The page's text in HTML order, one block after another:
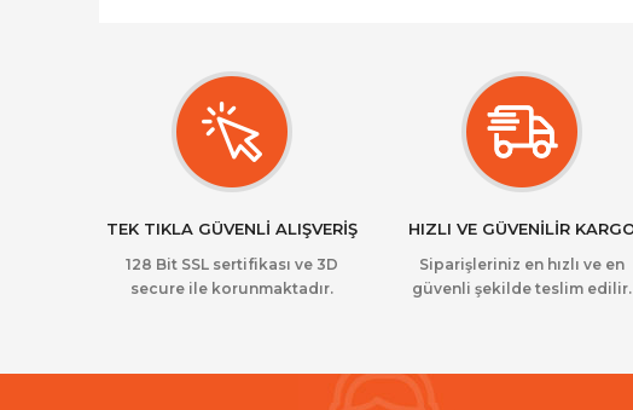
TEK TIKLA GÜVENLİ ALIŞVERİŞ
128 Bit SSL sertifikası ve 3D
secure ile korunmaktadır.
HIZLI VE GÜVENİLİR
Siparişleriniz en hızlı ve en
güvenli şekilde teslim edilir.